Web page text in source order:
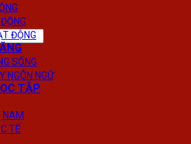
ĐỘNG
SỐNG
NGÔN NGỮ
TẬP
NAM
TẾ